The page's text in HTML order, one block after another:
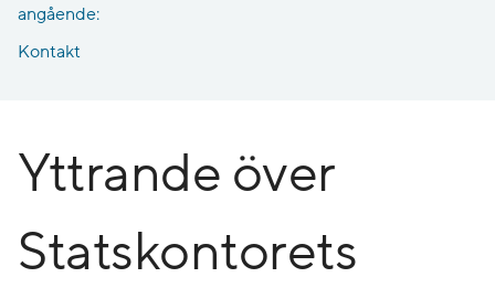
angående:
Kontakt
Yttrande över
Statskontorets